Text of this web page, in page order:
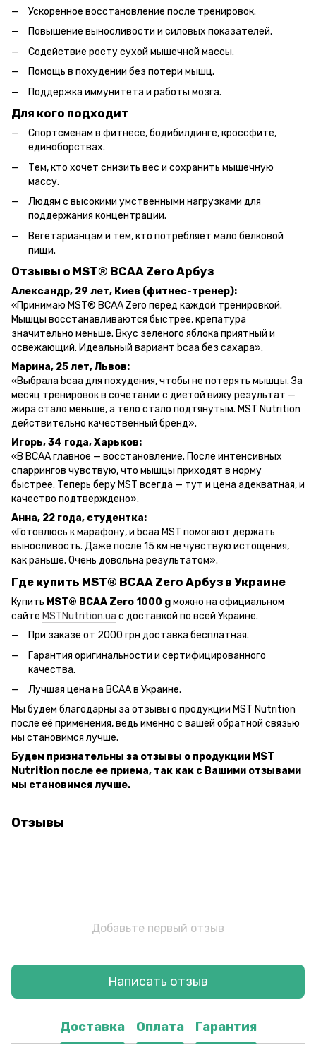
Ускоренное восстановление после тренировок.
Повышение выносливости и силовых показателей.
Содействие росту сухой мышечной массы.
Помощь в похудении без потери мышц.
Поддержка иммунитета и работы мозга.
Для кого подходит
Спортсменам в фитнесе, бодибилдинге, кроссфите,
единоборствах.
Тем, кто хочет снизить вес и сохранить мышечную
массу.
Людям с высокими умственными нагрузками для
поддержания концентрации.
Вегетарианцам и тем, кто потребляет мало белковой
пищи.
Отзывы о MST® BCAA Zero Арбуз
Александр, 29 лет, Киев (фитнес-тренер):
«Принимаю MST® BCAA Zero перед каждой тренировкой.
Мышцы восстанавливаются быстрее, крепатура
значительно меньше. Вкус зеленого яблока приятный и
освежающий. Идеальный вариант bcaa без сахара».
Марина, 25 лет, Львов:
«Выбрала bcaa для похудения, чтобы не потерять мышцы. За
месяц тренировок в сочетании с диетой вижу результат —
жира стало меньше, а тело стало подтянутым. MST Nutrition
действительно качественный бренд».
Игорь, 34 года, Харьков:
«В BCAA главное — восстановление. После интенсивных
спаррингов чувствую, что мышцы приходят в норму
быстрее. Теперь беру MST всегда — тут и цена адекватная, и
качество подтверждено».
Анна, 22 года, студентка:
«Готовлюсь к марафону, и bcaa MST помогают держать
выносливость. Даже после 15 км не чувствую истощения,
как раньше. Очень довольна результатом».
Где купить MST® BCAA Zero Арбуз в Украине
Купить MST® BCAA Zero 1000 gможно на официальном
сайте MSTNutrition.ua с доставкой по всей Украине.
При заказе от 2000 грн доставка бесплатная.
Гарантия оригинальности и сертифицированного
качества.
Лучшая цена на BCAA в Украине.
Мы будем благодарны за отзывы о продукции MST Nutrition
после её применения, ведь именно с вашей обратной связью
мы становимся лучше.
Будем признательны за отзывы о продукции MST
Nutrition после ее приема, так как с Вашими отзывами
мы становимся лучше.
Отзывы
Добавьте первый отзыв
Написать отзыв
Доставка Оплата Гарантия